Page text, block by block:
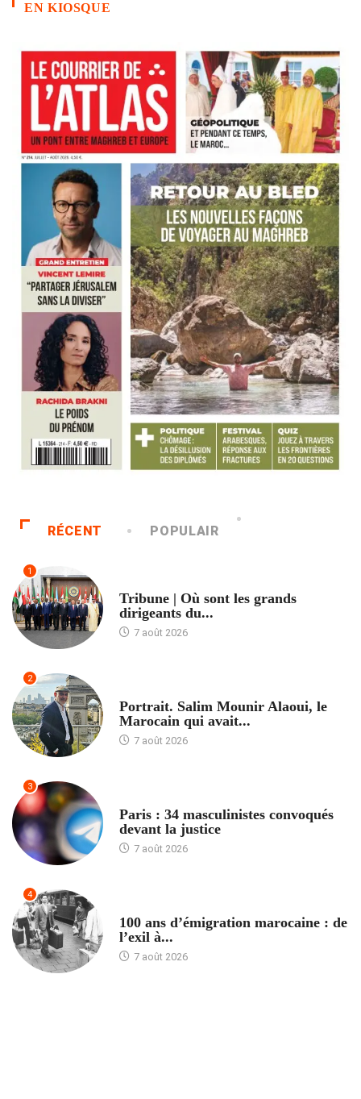
EN KIOSQUE
RÉCENT POPULAIR
1
Tribune | Où sont les grands
dirigeants du...
7 août 2026
2
Portrait. Salim Mounir Alaoui, le
Marocain qui avait...
7 août 2026
3
Paris : 34 masculinistes convoqués
devant la justice
7 août 2026
4
100 ans d’émigration marocaine : de
l’exil à...
7 août 2026